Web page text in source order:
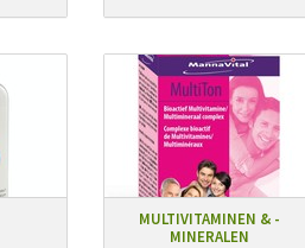
MULTIVITAMINEN & -
MINERALEN